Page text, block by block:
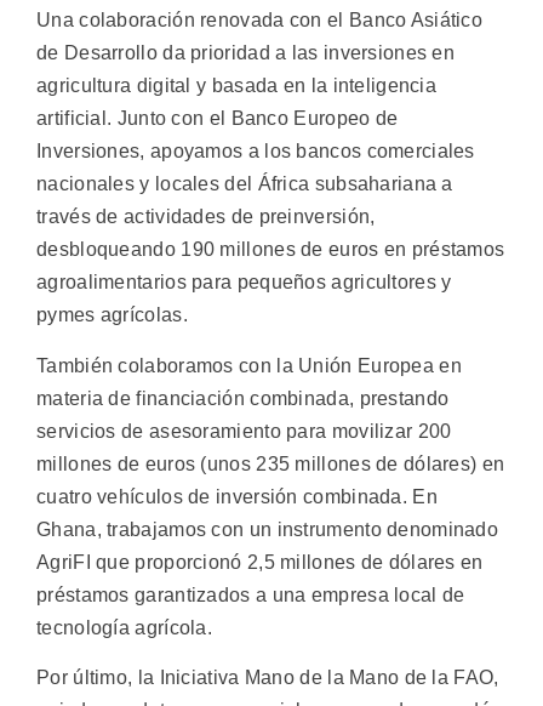
Una colaboración renovada con el Banco Asiático
de Desarrollo da prioridad a las inversiones en
agricultura digital y basada en la inteligencia
artificial. Junto con el Banco Europeo de
Inversiones, apoyamos a los bancos comerciales
nacionales y locales del África subsahariana a
través de actividades de preinversión,
desbloqueando 190 millones de euros en préstamos
agroalimentarios para pequeños agricultores y
pymes agrícolas.
También colaboramos con la Unión Europea en
materia de financiación combinada, prestando
servicios de asesoramiento para movilizar 200
millones de euros (unos 235 millones de dólares) en
cuatro vehículos de inversión combinada. En
Ghana, trabajamos con un instrumento denominado
AgriFI que proporcionó 2,5 millones de dólares en
préstamos garantizados a una empresa local de
tecnología agrícola.
Por último, la Iniciativa Mano de la Mano de la FAO,